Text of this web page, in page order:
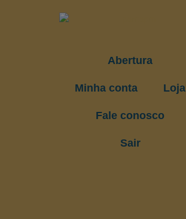
Abertura
Minha conta Loja
Fale conosco
Sair